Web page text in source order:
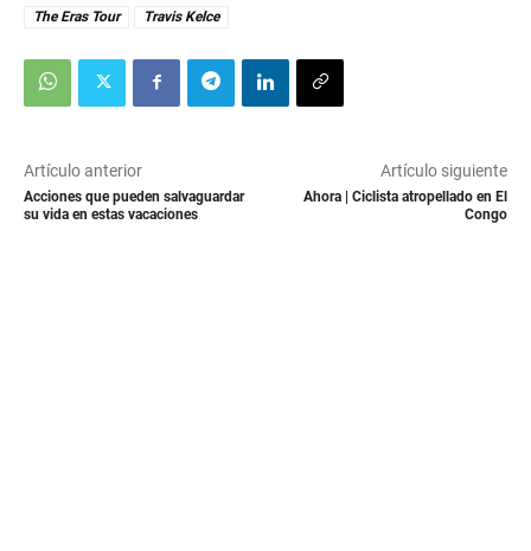
The Eras Tour
Travis Kelce
Artículo anterior
Acciones que pueden salvaguardar
su vida en estas vacaciones
Artículo siguiente
Ahora | Ciclista atropellado en El
Congo